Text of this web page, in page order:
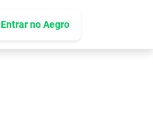
Entrar no Aegro